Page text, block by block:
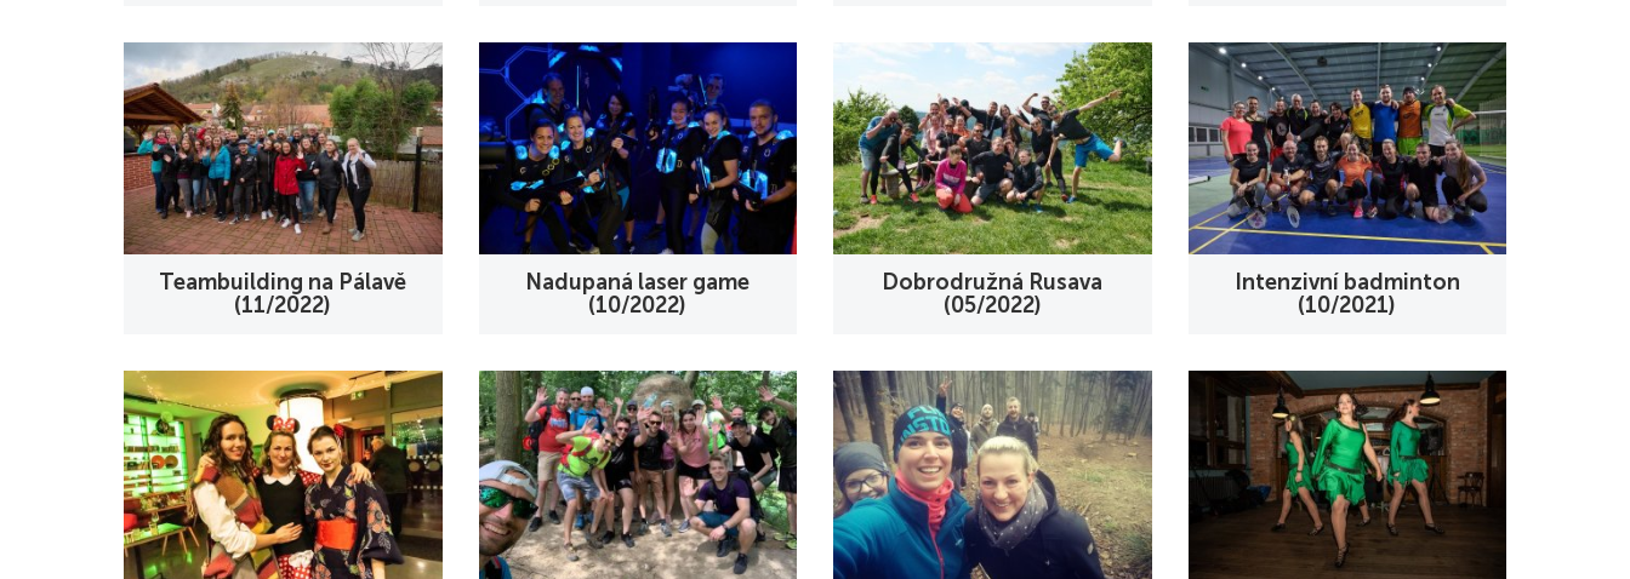
Teambuilding na Pálavě
(11/2022)
Nadupaná laser game
(10/2022)
Dobrodružná Rusava
(05/2022)
Intenzivní badminton
(10/2021)